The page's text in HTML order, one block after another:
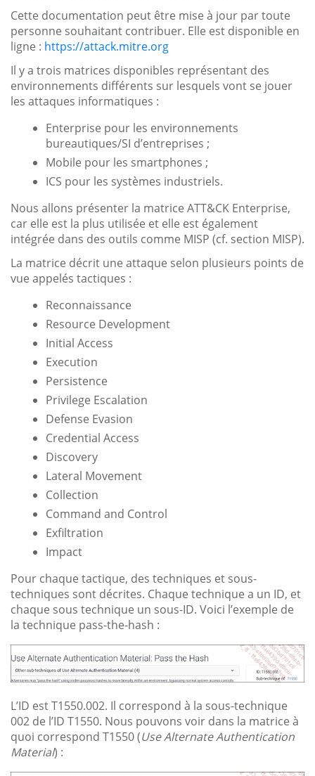
Cette documentation peut être mise à jour par toute
personne souhaitant contribuer. Elle est disponible en
ligne : https://attack.mitre.org
Il y a trois matrices disponibles représentant des
environnements différents sur lesquels vont se jouer
les attaques informatiques :
Enterprise pour les environnements
bureautiques/SI d’entreprises ;
Mobile pour les smartphones ;
ICS pour les systèmes industriels.
Nous allons présenter la matrice ATT&CK Enterprise,
car elle est la plus utilisée et elle est également
intégrée dans des outils comme MISP (cf. section MISP).
La matrice décrit une attaque selon plusieurs points de
vue appelés tactiques :
Reconnaissance
Resource Development
Initial Access
Execution
Persistence
Privilege Escalation
Defense Evasion
Credential Access
Discovery
Lateral Movement
Collection
Command and Control
Exfiltration
Impact
Pour chaque tactique, des techniques et sous-
techniques sont décrites. Chaque technique a un ID, et
chaque sous technique un sous-ID. Voici l’exemple de
la technique pass-the-hash :
L’ID est T1550.002. Il correspond à la sous-technique
002 de l’ID T1550. Nous pouvons voir dans la matrice à
quoi correspond T1550 (Use Alternate Authentication
Material) :